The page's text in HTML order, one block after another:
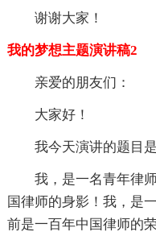
谢谢大家！
我的梦想主题演讲稿2
亲爱的朋友们：
大家好！
我今天演讲的题目
我，是一名青年律
国律师的身影！我，是
前是一百年中国律师的荣